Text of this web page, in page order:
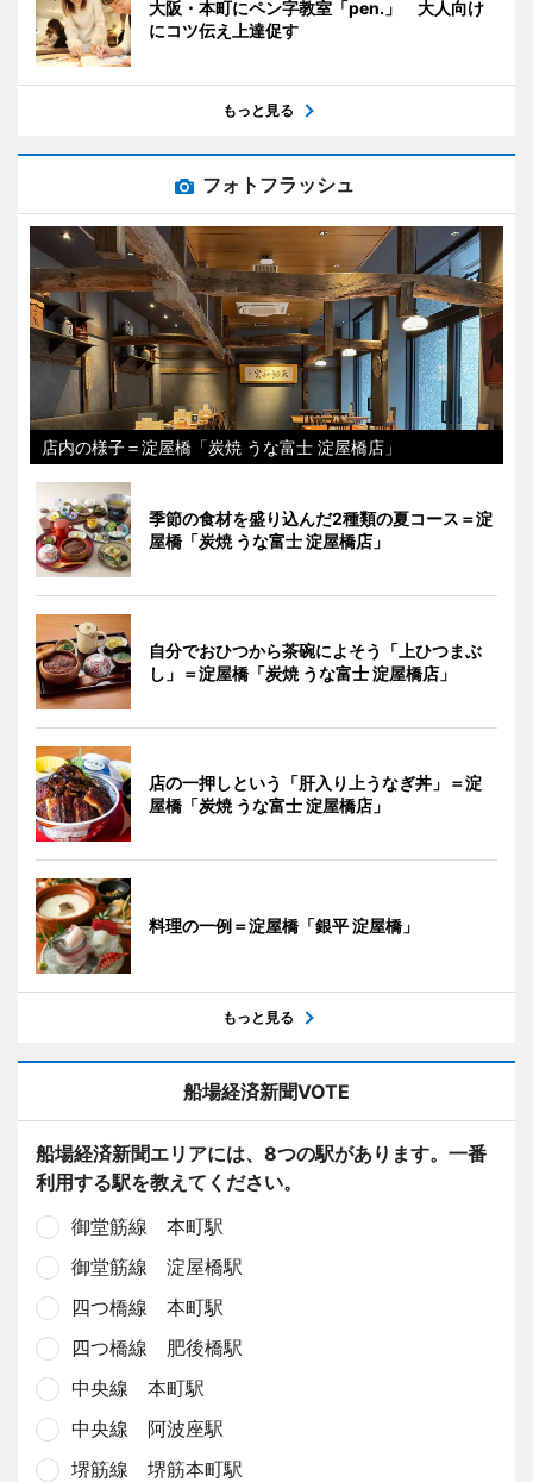
大阪・本町にペン字教室「pen.」 大人向け
にコツ伝え上達促す
もっと見る
フォトフラッシュ
店内の様子＝淀屋橋「炭焼 うな富士 淀屋橋店」
季節の食材を盛り込んだ2種類の夏コース＝淀
屋橋「炭焼 うな富士 淀屋橋店」
自分でおひつから茶碗によそう「上ひつまぶ
し」＝淀屋橋「炭焼 うな富士 淀屋橋店」
店の一押しという「肝入り上うなぎ丼」＝淀
屋橋「炭焼 うな富士 淀屋橋店」
料理の一例＝淀屋橋「銀平 淀屋橋」
もっと見る
船場経済新聞VOTE
船場経済新聞エリアには、8つの駅があります。一番
利用する駅を教えてください。
御堂筋線 本町駅
御堂筋線 淀屋橋駅
四つ橋線 本町駅
四つ橋線 肥後橋駅
中央線 本町駅
中央線 阿波座駅
堺筋線 堺筋本町駅